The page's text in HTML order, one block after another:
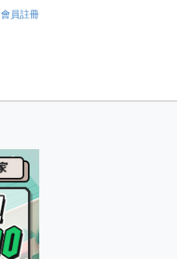
會員註冊